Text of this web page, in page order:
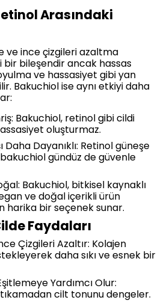
Arasındaki
ve ince çizgileri azaltma
bir bileşendir ancak hassas
ve hassasiyet gibi yan
Bakuchiol ise aynı etkiyi daha
Bakuchiol, retinol gibi cildi
oluşturmaz.
Daha Dayanıklı: Retinol güneşe
gündüz de güvenle
Bakuchiol, bitkisel kaynaklı
ve doğal içerikli ürün
harika bir seçenek sunar.
Faydaları
Çizgileri Azaltır: Kolajen
daha sıkı ve esnek bir
Yardımcı Olur:
cilt tonunu dengeler.